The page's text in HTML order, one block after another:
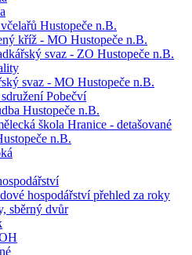
Hustopeče n.B.
kříž - MO Hustopeče n.B.
svaz - ZO Hustopeče n.B.
svaz - MO Hustopeče n.B.
Pobečví
Hustopeče n.B.
škola Hranice - detašované
n.B.
hospodářství přehled za roky
sběrný dvůr